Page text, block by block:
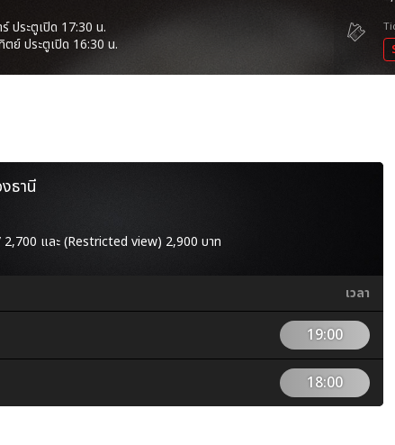
ประตูเปิด 17:30 น.
ตย์ ประตูเปิด 16:30 น.
ธานี
และ (Restricted view) 2,900 บาท
เวลา
19:00
18:00